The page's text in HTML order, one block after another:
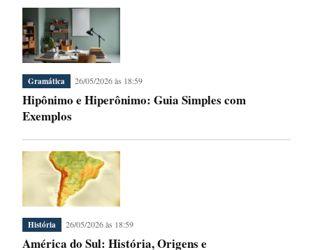
Gramática 26/05/2026 às 18:59
Hipônimo e Hiperônimo: Guia Simples com
Exemplos
História 26/05/2026 às 18:59
América do Sul: História, Origens e